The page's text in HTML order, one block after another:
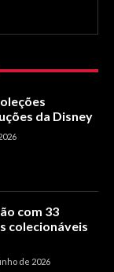
da Disney
com 33
colecionáveis
de 2026